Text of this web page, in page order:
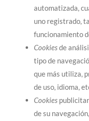
automatizada,
uno registrado,
funcionamiento
Cookiesde
tipo de
que más utiliza,
de uso, idioma,
Cookies
de su